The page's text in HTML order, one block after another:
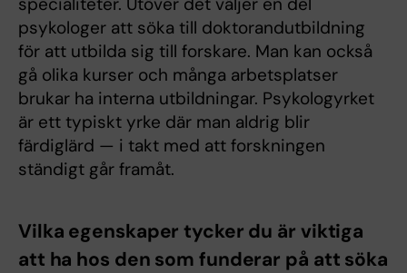
psykologer att söka till doktorandutbildning
för att utbilda sig till forskare. Man kan också
gå olika kurser och många arbetsplatser
brukar ha interna utbildningar. Psykologyrket
är ett typiskt yrke där man aldrig blir
färdiglärd — i takt med att forskningen
ständigt går framåt.
Vilka egenskaper tycker du är viktiga
att ha hos den som funderar på att söka